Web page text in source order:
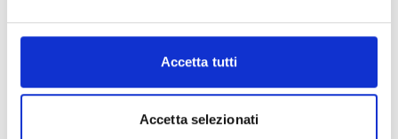
Accetta tutti
Accetta selezionati
utile perché ci mette in risonanza con il
valutatore che apprezzerà l'adeguatezza dei
termini utilizzati e la nostra conoscenza